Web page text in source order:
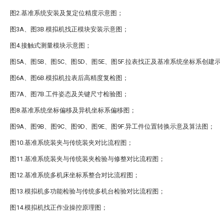
图2.基准系统安装及复定位精度示意图；
图3A、图3B.模拟机找正模块安装示意图；
图4.接触式测量模块示意图；
图5A、图5B、图5C、图5D、图5E、图5F.拉表找正及基准系统坐标系创建
图6A、图6B.模拟机拉表后高精度复检图；
图7A、图7B.工件姿态及关键尺寸检验图；
图8.基准系统坐标偏移及异机坐标系偏移图；
图9A、图9B、图9C、图9D、图9E、图9F.异工件位置转换示意及算法图；
图10.基准系统装夹与传统装夹对比流程图；
图11.基准系统装夹与传统装夹检验与修整对比流程图；
图12.基准系统多机床坐标系整合对比流程图；
图13.模拟机多功能检验与传统多机台检验对比流程图；
图14.模拟机找正作业操控原理图；